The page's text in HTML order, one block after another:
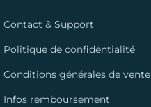
Contact & Support
Politique de confidentialité
Conditions générales de vente
Infos remboursement